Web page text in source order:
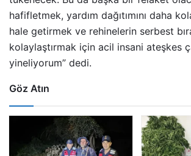
hafifletmek, yardım dağıtımını daha
hale getirmek ve rehinelerin serbest
kolaylaştırmak için acil insani ateşkes
yineliyorum” dedi.
Göz Atın